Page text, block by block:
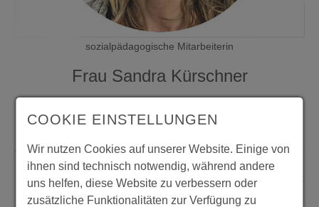
sozialpädagogische Mitarbeiterin
Frau Sandra Kürschner
+49 361 2 20 25 11
Sandra.Kuerschner(at)mmev.de
COOKIE EINSTELLUNGEN
Wir nutzen Cookies auf unserer Website. Einige von
ihnen sind technisch notwendig, während andere
uns helfen, diese Website zu verbessern oder
zusätzliche Funktionalitäten zur Verfügung zu